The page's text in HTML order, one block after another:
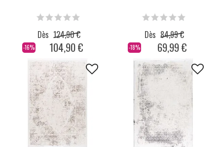
-16%
Dès 124,90 €
104,90 € -18%
Dès 84,99 €
69,99 €